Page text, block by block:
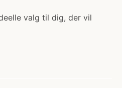
valg til dig, der vil